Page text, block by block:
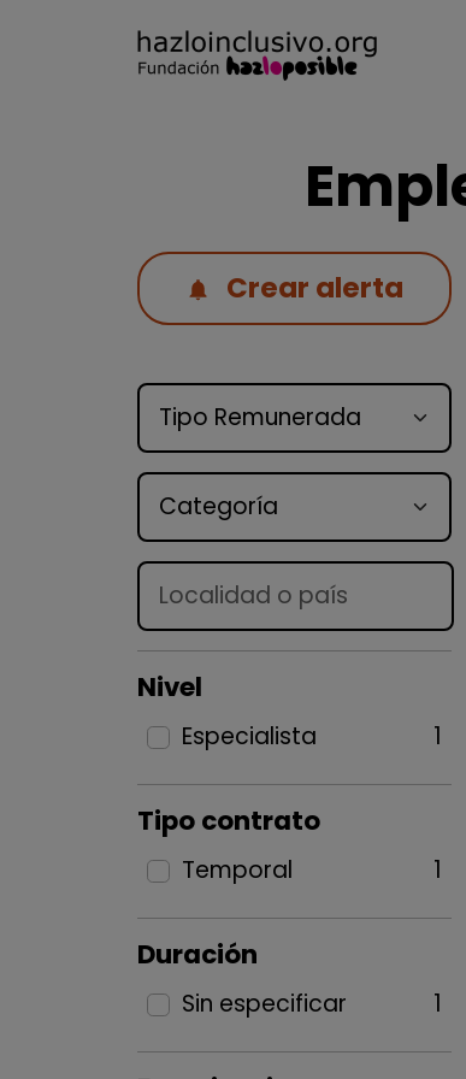
Crear alerta
Tipo de oferta
Categoría
Lugar
Nivel
Especialista 1
Tipo contrato
Temporal 1
Duración
Sin especificar 1